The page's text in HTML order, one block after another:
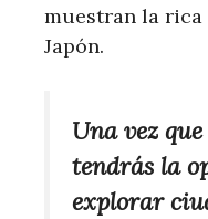
muestran la
Japón.
Una vez
tendrás la
explorar